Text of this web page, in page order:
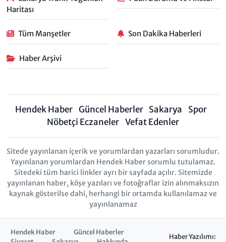
Haritası
Tüm Manşetler Son Dakika Haberleri
Haber Arşivi
Hendek Haber Güncel Haberler Sakarya
Spor
Nöbetçi Eczaneler Vefat Edenler
Sitede yayınlanan içerik ve yorumlardan yazarları sorumludur.
Yayınlanan yorumlardan Hendek Haber sorumlu tutulamaz.
Sitedeki tüm harici linkler ayrı bir sayfada açılır. Sitemizde
yayınlanan haber, köşe yazıları ve fotoğraflar izin alınmaksızın
kaynak gösterilse dahi, herhangi bir ortamda kullanılamaz ve
yayınlanamaz
Hendek Haber
Güncel Haberler
Haber Yazılımı: